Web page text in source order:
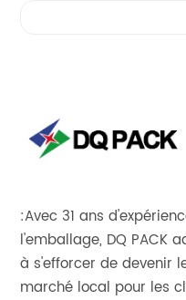
:Avec 31 ans
l'emballage, DQ PACK
à s'efforcer de devenir
marché local pour les